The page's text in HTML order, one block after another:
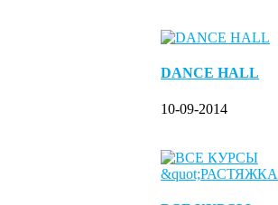
DANCE HALL
10-09-2014